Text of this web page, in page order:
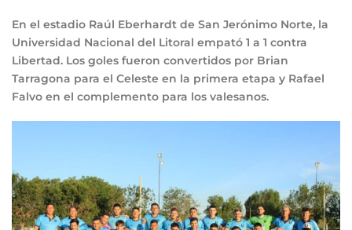
En el estadio Raúl Eberhardt de San Jerónimo Norte, la
Universidad Nacional del Litoral empató 1 a 1 contra
Libertad. Los goles fueron convertidos por Brian
Tarragona para el Celeste en la primera etapa y Rafael
Falvo en el complemento para los valesanos.